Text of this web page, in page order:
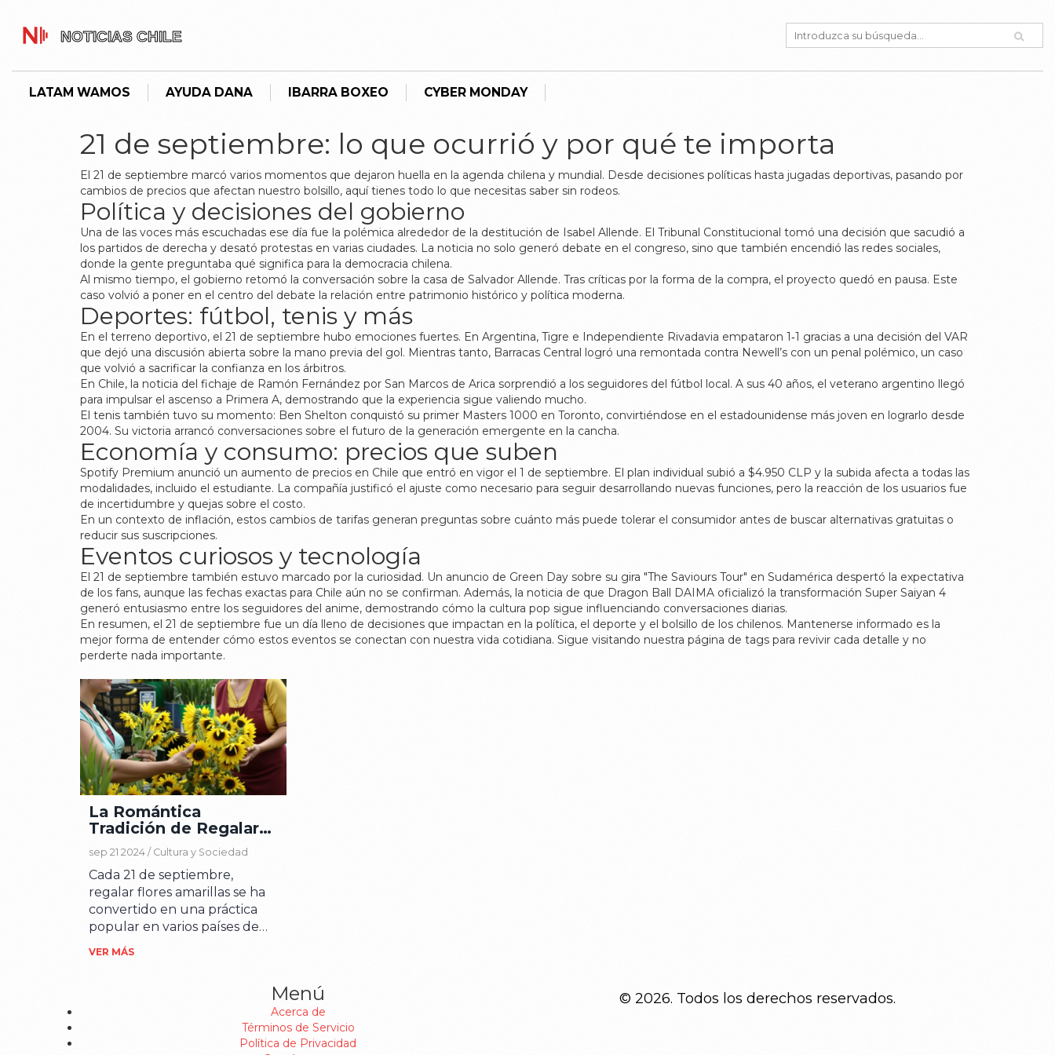
LATAM WAMOS AYUDA DANA IBARRA BOXEO CYBER MONDAY
21 de septiembre: lo que ocurrió y por qué te importa
El 21 de septiembre marcó varios momentos que dejaron huella en la agenda chilena y mundial. Desde decisiones políticas hasta jugadas deportivas, pasando por
cambios de precios que afectan nuestro bolsillo, aquí tienes todo lo que necesitas saber sin rodeos.
Política y decisiones del gobierno
Una de las voces más escuchadas ese día fue la polémica alrededor de la destitución de Isabel Allende. El Tribunal Constitucional tomó una decisión que sacudió a
los partidos de derecha y desató protestas en varias ciudades. La noticia no solo generó debate en el congreso, sino que también encendió las redes sociales,
donde la gente preguntaba qué significa para la democracia chilena.
Al mismo tiempo, el gobierno retomó la conversación sobre la casa de Salvador Allende. Tras críticas por la forma de la compra, el proyecto quedó en pausa. Este
caso volvió a poner en el centro del debate la relación entre patrimonio histórico y política moderna.
Deportes: fútbol, tenis y más
En el terreno deportivo, el 21 de septiembre hubo emociones fuertes. En Argentina, Tigre e Independiente Rivadavia empataron 1‑1 gracias a una decisión del VAR
que dejó una discusión abierta sobre la mano previa del gol. Mientras tanto, Barracas Central logró una remontada contra Newell’s con un penal polémico, un caso
que volvió a sacrificar la confianza en los árbitros.
En Chile, la noticia del fichaje de Ramón Fernández por San Marcos de Arica sorprendió a los seguidores del fútbol local. A sus 40 años, el veterano argentino llegó
para impulsar el ascenso a Primera A, demostrando que la experiencia sigue valiendo mucho.
El tenis también tuvo su momento: Ben Shelton conquistó su primer Masters 1000 en Toronto, convirtiéndose en el estadounidense más joven en lograrlo desde
2004. Su victoria arrancó conversaciones sobre el futuro de la generación emergente en la cancha.
Economía y consumo: precios que suben
Spotify Premium anunció un aumento de precios en Chile que entró en vigor el 1 de septiembre. El plan individual subió a $4.950 CLP y la subida afecta a todas las
modalidades, incluido el estudiante. La compañía justificó el ajuste como necesario para seguir desarrollando nuevas funciones, pero la reacción de los usuarios fue
de incertidumbre y quejas sobre el costo.
En un contexto de inflación, estos cambios de tarifas generan preguntas sobre cuánto más puede tolerar el consumidor antes de buscar alternativas gratuitas o
reducir sus suscripciones.
Eventos curiosos y tecnología
El 21 de septiembre también estuvo marcado por la curiosidad. Un anuncio de Green Day sobre su gira "The Saviours Tour" en Sudamérica despertó la expectativa
de los fans, aunque las fechas exactas para Chile aún no se confirman. Además, la noticia de que Dragon Ball DAIMA oficializó la transformación Super Saiyan 4
generó entusiasmo entre los seguidores del anime, demostrando cómo la cultura pop sigue influenciando conversaciones diarias.
En resumen, el 21 de septiembre fue un día lleno de decisiones que impactan en la política, el deporte y el bolsillo de los chilenos. Mantenerse informado es la
mejor forma de entender cómo estos eventos se conectan con nuestra vida cotidiana. Sigue visitando nuestra página de tags para revivir cada detalle y no
perderte nada importante.
La Romántica
Tradición de Regalar
Flores Amarillas el 21
de Septiembre
sep 21 2024 / Cultura y Sociedad
Cada 21 de septiembre,
regalar flores amarillas se ha
convertido en una práctica
popular en varios países de
América Latina. Esta tradición
alegría, felicidad y optimismo.
Es una forma de celebrar el
inicio de la primavera en el
VER MÁS
Menú
Acerca de
Términos de Servicio
Política de Privacidad
© 2026. Todos los derechos reservados.